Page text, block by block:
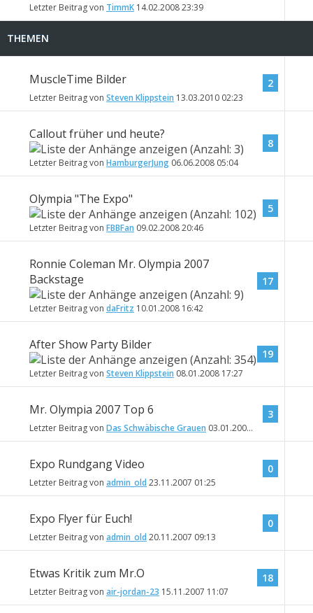
Letzter Beitrag von TimmK 14.02.200823:39
THEMEN
MuscleTime Bilder
Letzter Beitrag von Steven Klippstein 13.03.2010 02:23
2
Callout früher und heute?
Letzter Beitrag von HamburgerJung 06.06.2008 05:04
8
Olympia "The Expo"
Letzter Beitrag von FBBFan 09.02.200820:46
5
Ronnie Coleman Mr. Olympia 2007
Backstage
Letzter Beitrag von daFritz 10.01.2008 16:42
17
After Show Party Bilder
Letzter Beitrag von Steven Klippstein 08.01.2008 17:27
19
Mr. Olympia 2007 Top 6
Letzter Beitrag von Das Schwäbische Grauen 03.01.2008
3
Expo Rundgang Video
Letzter Beitrag von admin_old 23.11.2007 01:25
0
Expo Flyer für Euch!
Letzter Beitrag von admin_old 20.11.2007 09:13
0
Etwas Kritik zum Mr.O
Letzter Beitrag von air-jordan-23 15.11.2007 11:07
18